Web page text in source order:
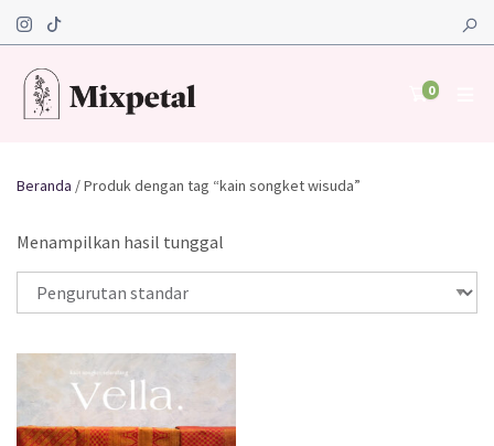
0
Beranda / Produk dengan tag “kain songket wisuda”
Menampilkan hasil tunggal